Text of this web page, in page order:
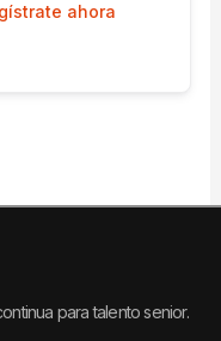
ahora
para talento senior.